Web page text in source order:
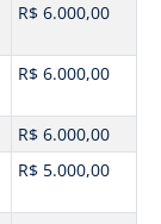
R$ 6.000,00
R$ 6.000,00
R$ 6.000,00
R$ 5.000,00